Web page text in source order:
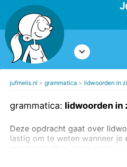
jufmelis.nl grammatica lidwoorden in
grammatica: lidwoorden in
Deze opdracht gaat over
lastig om te weten wanneer je